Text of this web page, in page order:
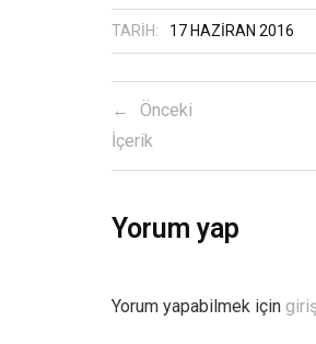
TARIH: 17 HAZIRAN 2016
Önceki
İçerik
Yorum yap
Yorum yapabilmek için